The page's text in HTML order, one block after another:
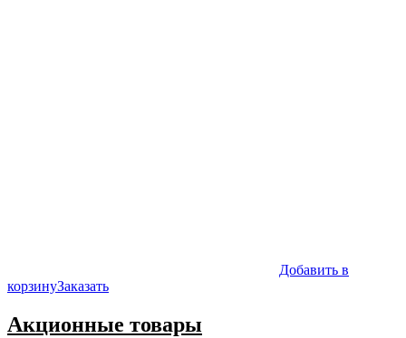
Добавить в
корзинуЗаказать
Акционные товары